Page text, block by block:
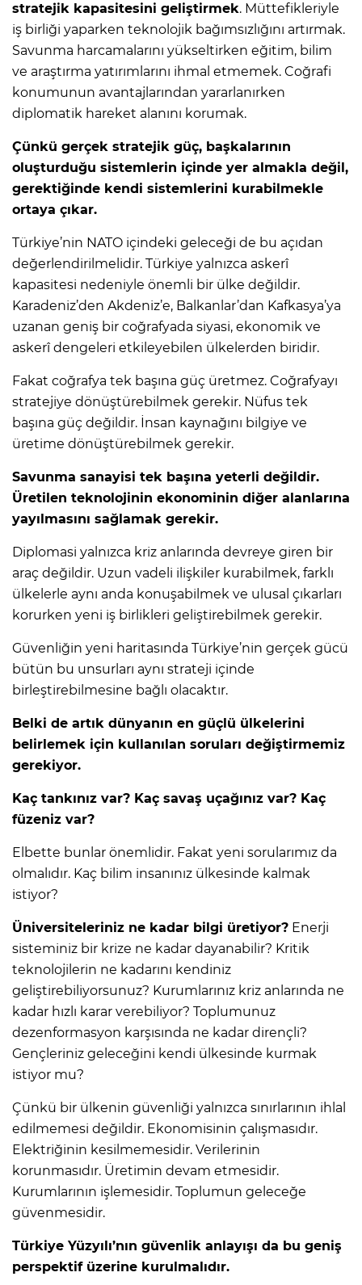
stratejik kapasitesini geliştirmek. Müttefikleriyle
iş birliği yaparken teknolojik bağımsızlığını artırmak.
Savunma harcamalarını yükseltirken eğitim, bilim
ve araştırma yatırımlarını ihmal etmemek. Coğrafi
konumunun avantajlarından yararlanırken
diplomatik hareket alanını korumak.
Çünkü gerçek stratejik güç, başkalarının
oluşturduğu sistemlerin içinde yer almakla değil,
gerektiğinde kendi sistemlerini kurabilmekle
ortaya çıkar.
Türkiye’nin NATO içindeki geleceği de bu açıdan
değerlendirilmelidir. Türkiye yalnızca askerî
kapasitesi nedeniyle önemli bir ülke değildir.
Karadeniz’den Akdeniz’e, Balkanlar’dan Kafkasya’ya
uzanan geniş bir coğrafyada siyasi, ekonomik ve
askerî dengeleri etkileyebilen ülkelerden biridir.
Fakat coğrafya tek başına güç üretmez. Coğrafyayı
stratejiye dönüştürebilmek gerekir. Nüfus tek
başına güç değildir. İnsan kaynağını bilgiye ve
üretime dönüştürebilmek gerekir.
Savunma sanayisi tek başına yeterli değildir.
Üretilen teknolojinin ekonominin diğer alanlarına
yayılmasını sağlamak gerekir.
Diplomasi yalnızca kriz anlarında devreye giren bir
araç değildir. Uzun vadeli ilişkiler kurabilmek, farklı
ülkelerle aynı anda konuşabilmek ve ulusal çıkarları
korurken yeni iş birlikleri geliştirebilmek gerekir.
Güvenliğin yeni haritasında Türkiye’nin gerçek gücü
bütün bu unsurları aynı strateji içinde
birleştirebilmesine bağlı olacaktır.
Belki de artık dünyanın en güçlü ülkelerini
belirlemek için kullanılan soruları değiştirmemiz
gerekiyor.
Kaç tankınız var? Kaç savaş uçağınız var? Kaç
füzeniz var?
Elbette bunlar önemlidir. Fakat yeni sorularımız da
olmalıdır. Kaç bilim insanınız ülkesinde kalmak
istiyor?
Üniversiteleriniz ne kadar bilgi üretiyor? Enerji
sisteminiz bir krize ne kadar dayanabilir? Kritik
teknolojilerin ne kadarını kendiniz
geliştirebiliyorsunuz? Kurumlarınız kriz anlarında ne
kadar hızlı karar verebiliyor? Toplumunuz
dezenformasyon karşısında ne kadar dirençli?
Gençleriniz geleceğini kendi ülkesinde kurmak
istiyor mu?
Çünkü bir ülkenin güvenliği yalnızca sınırlarının ihlal
edilmemesi değildir. Ekonomisinin çalışmasıdır.
Elektriğinin kesilmemesidir. Verilerinin
korunmasıdır. Üretimin devam etmesidir.
Kurumlarının işlemesidir. Toplumun geleceğe
güvenmesidir.
Türkiye Yüzyılı’nın güvenlik anlayışı da bu geniş
perspektif üzerine kurulmalıdır.